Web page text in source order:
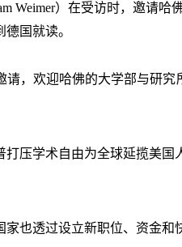
Weimer）在受访时，邀请哈
国就读。
，欢迎哈佛的大学部与研
压学术自由为全球延揽美
也透过设立新职位、资金和